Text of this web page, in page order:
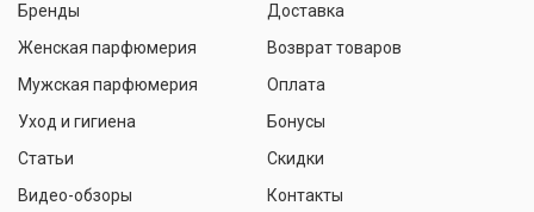
Бренды
Женская парфюмерия
Мужская парфюмерия
Уход и гигиена
Статьи
Видео-обзоры
Доставка
Возврат товаров
Оплата
Бонусы
Скидки
Контакты